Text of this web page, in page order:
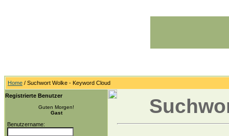
Home / Suchwort Wolke - Keyword Cloud
Registrierte Benutzer
Guten Morgen!
Gast
Benutzername: